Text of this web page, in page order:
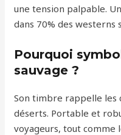
une tension palpable.
dans 70% des westerns
Pourquoi
sauvage ?
Son timbre rappelle les
déserts. Portable et
voyageurs, tout comme